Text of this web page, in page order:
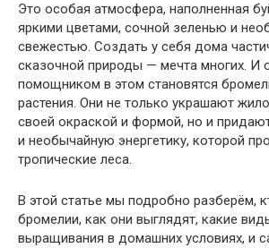
Это особая атмосфера, наполненная
яркими цветами, сочной зеленью и
свежестью. Создать у себя дома
сказочной природы — мечта многих. И
помощником в этом становятся
растения. Они не только украшают
своей окраской и формой, но и
и необычайную энергетику, которой
тропические леса.
В этой статье мы подробно разберём,
бромелии, как они выглядят, какие
выращивания в домашних условиях, и